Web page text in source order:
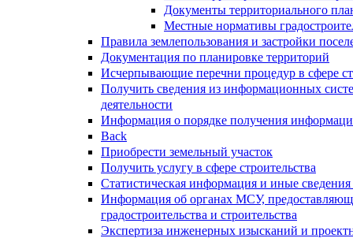
Документы территориального
Местные нормативы
Правила землепользования и застройки
Документация по планировке территорий
Исчерпывающие перечни процедур в сфере
Получить сведения из информационных
деятельности
Информация о порядке получения
Back
Приобрести земельный участок
Получить услугу в сфере строительства
Статистическая информация и иные сведения
Информация об органах МСУ,
градостроительства и строительства
Экспертиза инженерных изысканий и